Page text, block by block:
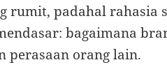
rumit, padahal rahasia
bagaimana
perasaan orang lain.